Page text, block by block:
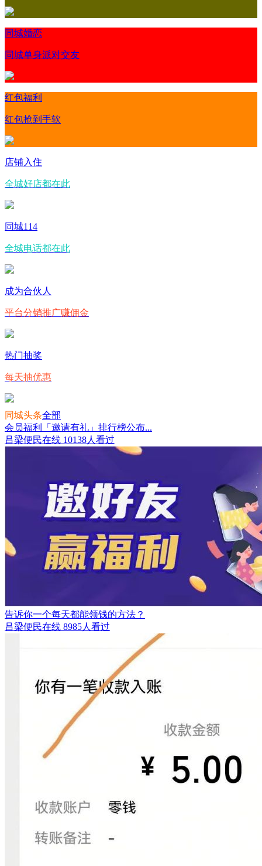
同城婚恋
同城单身派对交友
红包福利
红包抢到手软
店铺入住
全城好店都在此
同城114
全城电话都在此
成为合伙人
平台分销推广赚佣金
热门抽奖
每天抽优惠
同城头条全部
会员福利「邀请有礼」排行榜公布...
吕梁便民在线 10138人看过
告诉你一个每天都能领钱的方法？
吕梁便民在线 8985人看过